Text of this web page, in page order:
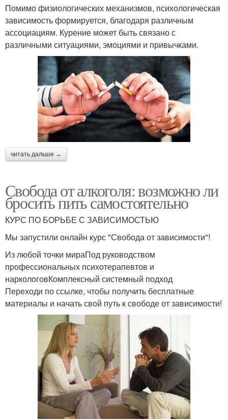
Помимо физиологических механизмов, психологическая
зависимость формируется, благодаря различным
ассоциациям. Курение может быть связано с
различными ситуациями, эмоциями и привычками.
читать дальше →
Свобода от алкоголя: возможно ли
бросить пить самостоятельно
КУРС ПО БОРЬБЕ С ЗАВИСИМОСТЬЮ
Мы запустили онлайн курс "Свобода от зависимости"!
Из любой точки мираПод руководством
профессиональных психотерапевтов и
наркологовКомплексный системный подход
Переходи по ссылке, чтобы получить бесплатные
материалы и начать свой путь к свободе от зависимости!